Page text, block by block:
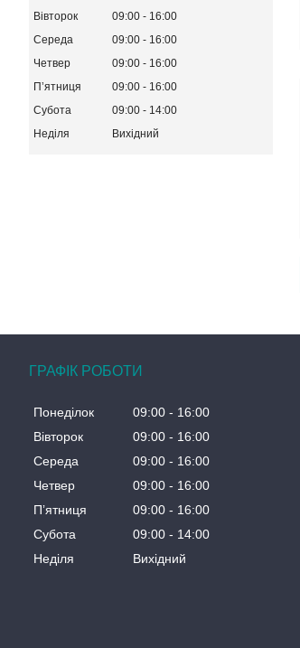
Вівторок
09:00
16:00
Середа
09:00
16:00
Четвер
09:00
16:00
Пʼятниця
09:00
16:00
Субота
09:00
14:00
Неділя
Вихідний
ГРАФІК РОБОТИ
Понеділок 09:00
16:00
Вівторок
09:00
16:00
Середа
09:00
16:00
Четвер
09:00
16:00
Пʼятниця
09:00
16:00
Субота
09:00
14:00
Неділя
Вихідний